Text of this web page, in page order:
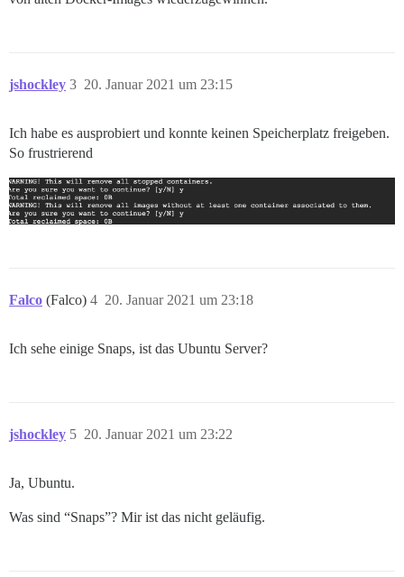
jshockley 20. Januar 2021 um 23:15
3
Ich habe es ausprobiert und konnte keinen Speicherplatz freigeben.
So frustrierend
Falco (Falco) 20. Januar 2021 um 23:18
4
Ich sehe einige Snaps, ist das Ubuntu Server?
jshockley 20. Januar 2021 um 23:22
5
Ja, Ubuntu.
Was sind “Snaps”? Mir ist das nicht geläufig.